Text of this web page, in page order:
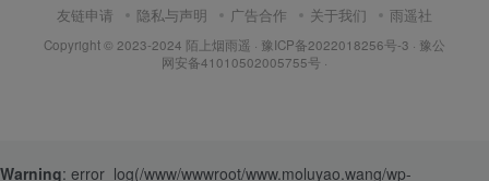
友链申请 隐私与声明 广告合作 关于我们 雨遥社
Copyright © 2023-2024 陌上烟雨遥 · 豫ICP备2022018256号-3 · 豫公
网安备41010502005755号 ·
Warning: error_log(/www/wwwroot/www.moluyao.wang/wp-